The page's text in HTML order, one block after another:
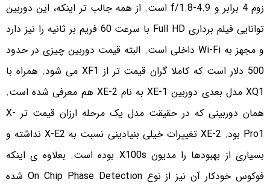
زوم 4 برابر و f/1.8-4.9 است. از همه جالب تر اینکه، این دوربین
توانایی فیلم برداری Full HD با سرعت 60 فریم بر ثانیه را نیز دارد
و مجهز به Wi-Fi داخلی است. البته قیمت دوربین چیزی در حدود
500 دلار است که کاملا گران قیمت تر از XF1 می شود.
همراه با
XQ1 مدل بعدی دوربین XE-1 به نام XE-2 هم معرفی شده است.
همان دوربینی که در حقیقت مدل یک مرحله ارزان قیمت تر X-
Pro1 بود. XE-2 تغییرات خیلی بنیادینی نسبت به X-E2 نداشته و
بسیاری از بهبودها را مدیون X100s بوده است. بعلاوه ی اینکه
فوکوس خودکار آن نیز از نوع On Chip Phase Detection شده